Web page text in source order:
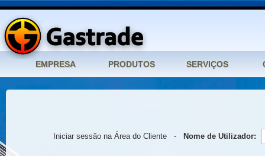
Iniciar sessão na Área do Cliente - Nome de Utilizador: